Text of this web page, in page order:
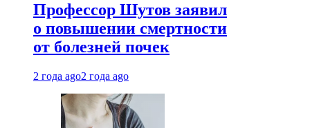
Профессор Шутов заявил
о повышении смертности
от болезней почек
2 года ago2 года ago